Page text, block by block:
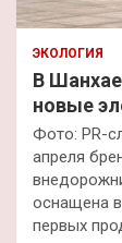
ЭКОЛОГИЯ
В Шанхае
новые
Фото: PR-
апреля
оснащена
первых